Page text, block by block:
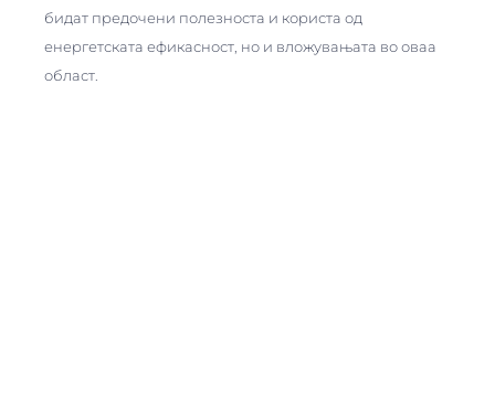
бидат предочени полезноста и користа од
енергетската ефикасност, но и вложувањата во оваа
област.